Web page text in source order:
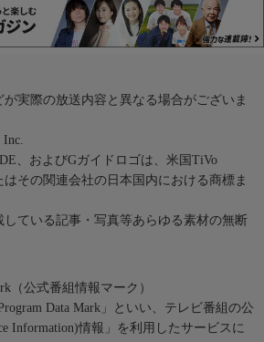
実際の放送内容と異なる場合がございま
Inc.
、およびGガイドロゴは、米国TiVo
はその関連会社の日本国内における商標ま
している記事・写真等あらゆる素材の無断
（公式番組情報マーク）
Data Mark」といい、テレビ番組の公
Information)情報」を利用したサービスに